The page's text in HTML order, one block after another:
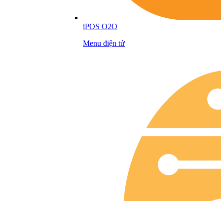
iPOS O2O
Menu điện tử